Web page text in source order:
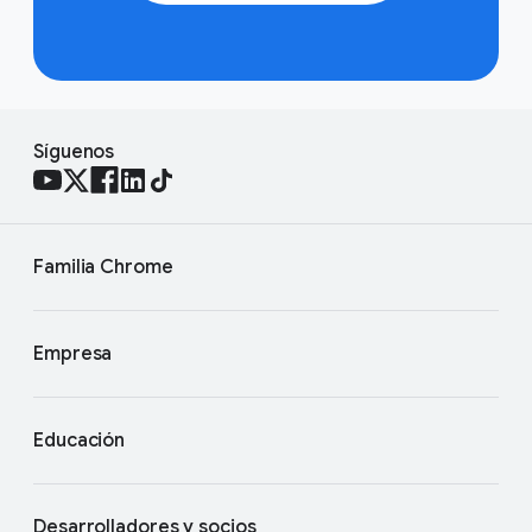
Síguenos
Familia Chrome
Empresa
Educación
Desarrolladores y socios